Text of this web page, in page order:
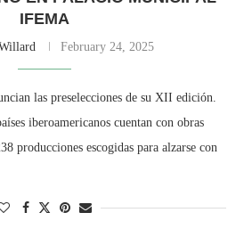
IFEMA
February 24, 2025
las preselecciones de su XII edición.
iberoamericanos cuentan con obras
producciones escogidas para alzarse con